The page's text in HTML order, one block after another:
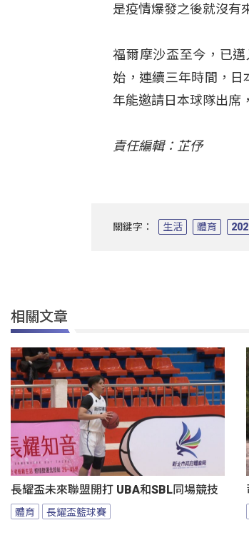
是疫情爆發之後就沒有
福爾摩沙盃至今，已
始，連續三年時間，
年能邀請日本球隊出席
責任編輯：芷伃
關鍵字： 生活 體育
相關文章
長耀盃未來聯盟開打 UBA和SBL同場競技
體育 長耀盃籃球賽